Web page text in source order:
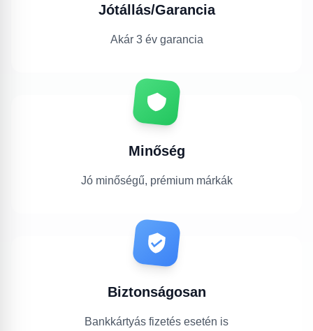
Jótállás/Garancia
Akár 3 év garancia
Minőség
Jó minőségű, prémium márkák
Biztonságosan
Bankkártyás fizetés esetén is